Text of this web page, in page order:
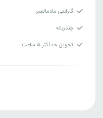
گارانتی مادمالعمر
چندزبانه
تحویل حداکثر ۵ ساعت